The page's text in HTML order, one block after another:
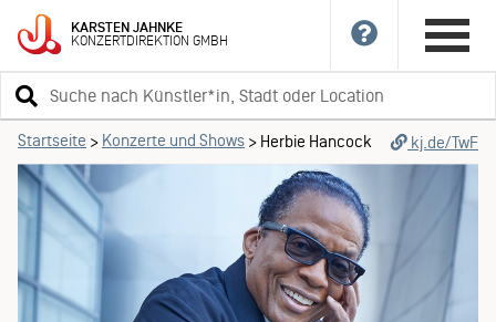
KARSTENJAHNKE
KONZERTDIREKTIONGMBH
Suchbegriff
eingeben
Startseite > Konzerte und Shows > Herbie Hancock kj.de/TwF